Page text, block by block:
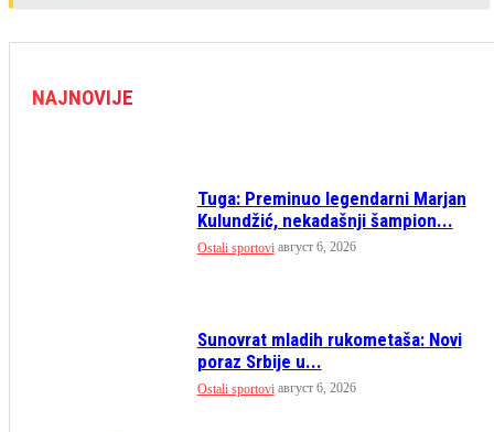
NAJNOVIJE
Tuga: Preminuo legendarni Marjan
Kulundžić, nekadašnji šampion...
Ostali sportovi август 6, 2026
Sunovrat mladih rukometaša: Novi
poraz Srbije u...
Ostali sportovi август 6, 2026